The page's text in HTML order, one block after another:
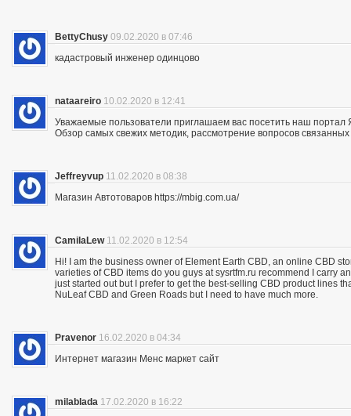
BettyChusy 09.02.2020 в 07:46
кадастровый инженер одинцово
nataareiro 10.02.2020 в 12:41
Уважаемые пользователи приглашаем вас посетить наш портал
Обзор самых свежих методик, рассмотрение вопросов
Jeffreyvup 11.02.2020 в 08:38
Магазин Автотоваров https://mbig.com.ua/
CamilaLew 11.02.2020 в 12:54
Hi! I am the business owner of Element Earth CBD, an online CBD
varieties of CBD items do you guys at sysrtfm.ru recommend I carry
just started out but I prefer to get the best-selling CBD product lines
NuLeaf CBD and Green Roads but I need to have much more.
Pravenor 16.02.2020 в 04:34
Интернет магазин Менс маркет сайт
milablada 17.02.2020 в 16:22